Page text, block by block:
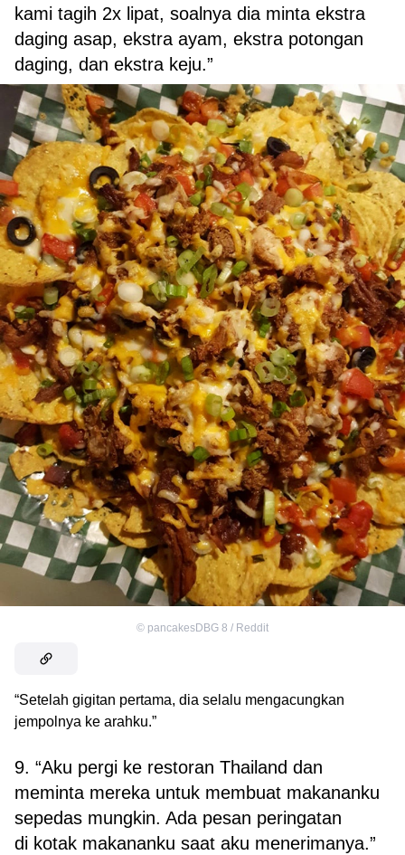
kami tagih 2x lipat, soalnya dia minta ekstra
daging asap, ekstra ayam, ekstra potongan
daging, dan ekstra keju.”
© pancakesDBG 8 / Reddit
“Setelah gigitan pertama, dia selalu mengacungkan
jempolnya ke arahku.”
9. “Aku pergi ke restoran Thailand dan
meminta mereka untuk membuat makananku
sepedas mungkin. Ada pesan peringatan
di kotak makananku saat aku menerimanya.”